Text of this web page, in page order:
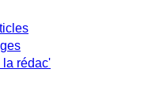
la rédac'